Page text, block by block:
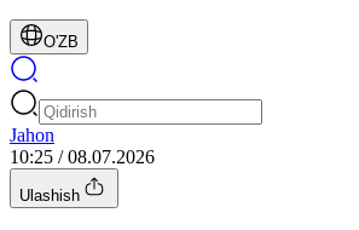
O'ZB
Jahon
10:25 / 08.07.2026
Ulashish